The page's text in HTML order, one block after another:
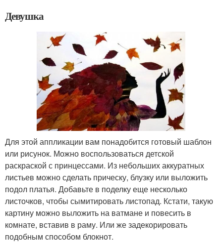
Девушка
Для этой аппликации вам понадобится готовый шаблон
или рисунок. Можно воспользоваться детской
раскраской с принцессами. Из небольших аккуратных
листьев можно сделать прическу, блузку или выложить
подол платья. Добавьте в поделку еще несколько
листочков, чтобы сымитировать листопад. Кстати, такую
картину можно выложить на ватмане и повесить в
комнате, вставив в раму. Или же задекорировать
подобным способом блокнот.